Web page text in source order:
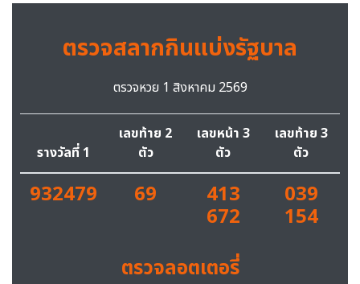
ตรวจสลากกินแบ่งรัฐบาล
ตรวจหวย 1 สิงหาคม 2569
รางวัลที่ 1
เลขท้าย 2
ตัว
เลขหน้า 3
ตัว
เลขท้าย 3
ตัว
932479 69 413
672
039
154
ตรวจลอตเตอรี่